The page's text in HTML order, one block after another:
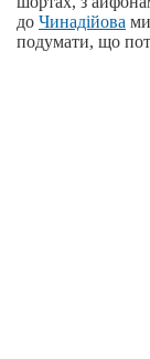
до Чинадійова
подумати, що